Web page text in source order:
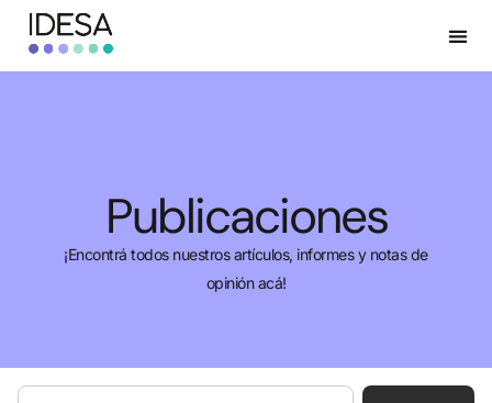
Publicaciones
¡Encontrá todos nuestros artículos, informes y notas de
opinión acá!